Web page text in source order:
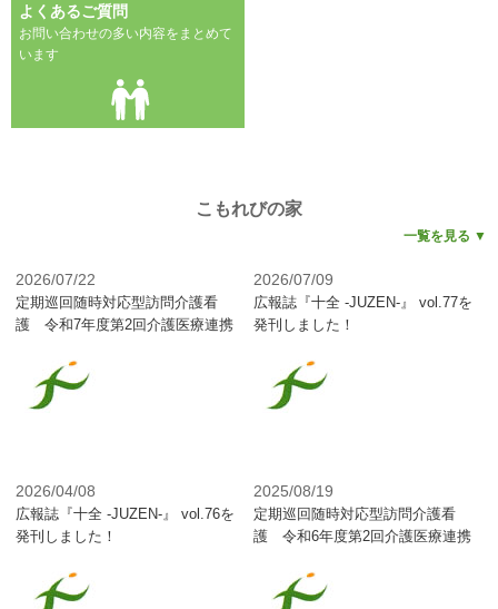
よくあるご質問
お問い合わせの多い内容をまとめて
います
こもれびの家
一覧を見る ▼
2026/07/22
定期巡回随時対応型訪問介護看
護 令和7年度第2回介護医療連携
2026/07/09
広報誌『十全 -JUZEN-』 vol.77を
発刊しました！
2026/04/08
広報誌『十全 -JUZEN-』 vol.76を
発刊しました！
2025/08/19
定期巡回随時対応型訪問介護看
護 令和6年度第2回介護医療連携